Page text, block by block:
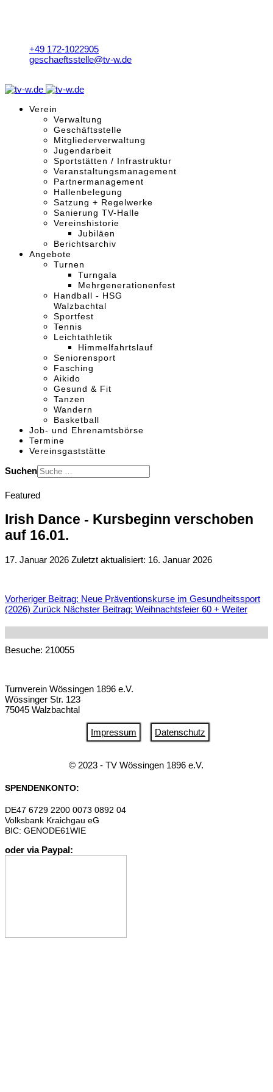
+49 172-1022905
geschaeftsstelle@tv-w.de
Verein
Verwaltung
Geschäftsstelle
Mitgliederverwaltung
Jugendarbeit
Sportstätten / Infrastruktur
Veranstaltungsmanagement
Partnermanagement
Hallenbelegung
Satzung + Regelwerke
Sanierung TV-Halle
Vereinshistorie
Jubiläen
Berichtsarchiv
Angebote
Turnen
Turngala
Mehrgenerationenfest
Handball - HSG
Walzbachtal
Sportfest
Tennis
Leichtathletik
Himmelfahrtslauf
Seniorensport
Fasching
Aikido
Gesund & Fit
Tanzen
Wandern
Basketball
Job- und Ehrenamtsbörse
Termine
Vereinsgaststätte
Suchen
Featured
Irish Dance - Kursbeginn verschoben
auf 16.01.
17. Januar 2026 Zuletzt aktualisiert: 16. Januar 2026
Vorheriger Beitrag: Neue Präventionskurse im Gesundheitssport
(2026) Zurück Nächster Beitrag: Weihnachtsfeier 60 + Weiter
Besuche: 210055
Turnverein Wössingen 1896 e.V.
Wössinger Str. 123
75045 Walzbachtal
Impressum Datenschutz
© 2023 - TV Wössingen 1896 e.V.
SPENDENKONTO:
DE47 6729 2200 0073 0892 04
Volksbank Kraichgau eG
BIC: GENODE61WIE
oder via Paypal: